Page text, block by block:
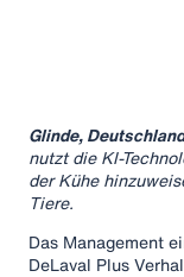
Glinde,
nutzt die KI-
der Kühe
Tiere.
Das Management
DeLaval Plus